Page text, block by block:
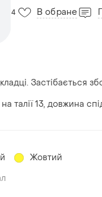
4 В обране
Застібається
13, довжина
Жовтий